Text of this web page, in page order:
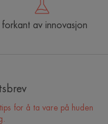
I forkant av innovasjon
for å ta vare på huden